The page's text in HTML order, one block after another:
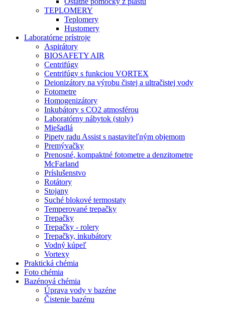
TEPLOMERY
Teplomery
Hustomery
Laboratórne prístroje
Aspirátory
BIOSAFETY AIR
Centrifúgy
Centrifúgy s funkciou VORTEX
Deionizátory na výrobu čistej a ultračistej vody
Fotometre
Homogenizátory
Inkubátory s CO2 atmosférou
Laboratórny nábytok (stoly)
Miešadlá
Pipety radu Assist s nastaviteľným objemom
Premývačky
Prenosné, kompaktné fotometre a denzitometre
McFarland
Príslušenstvo
Rotátory
Stojany
Suché blokové termostaty
Temperované trepačky
Trepačky
Trepačky - rolery
Trepačky, inkubátory
Vodný kúpeľ
Vortexy
Praktická chémia
Foto chémia
Bazénová chémia
Úprava vody v bazéne
Čistenie bazénu